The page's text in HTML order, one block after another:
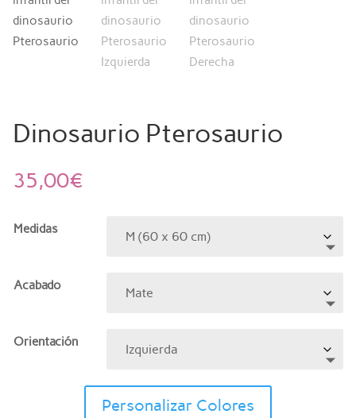
Dinosaurio Pterosaurio
35,00€
Medidas
Acabado
Orientación
Personalizar Colores